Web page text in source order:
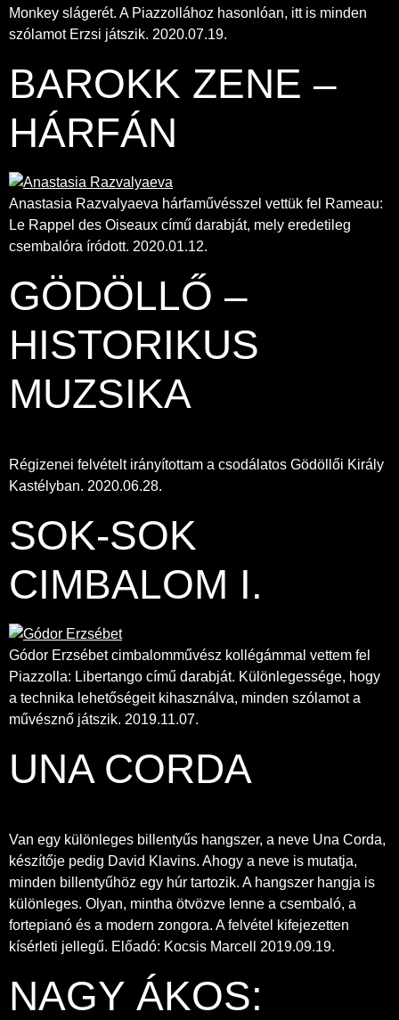
Monkey slágerét. A Piazzollához hasonlóan, itt is minden
szólamot Erzsi játszik. 2020.07.19.
BAROKK ZENE –
HÁRFÁN
Anastasia Razvalyaeva hárfaművésszel vettük fel Rameau:
Le Rappel des Oiseaux című darabját, mely eredetileg
csembalóra íródott. 2020.01.12.
GÖDÖLLŐ –
HISTORIKUS
MUZSIKA
Régizenei felvételt irányítottam a csodálatos Gödöllői Király
Kastélyban. 2020.06.28.
SOK-SOK
CIMBALOM I.
Gódor Erzsébet cimbalomművész kollégámmal vettem fel
Piazzolla: Libertango című darabját. Különlegessége, hogy
a technika lehetőségeit kihasználva, minden szólamot a
művésznő játszik. 2019.11.07.
UNA CORDA
Van egy különleges billentyűs hangszer, a neve Una Corda,
készítője pedig David Klavins. Ahogy a neve is mutatja,
minden billentyűhöz egy húr tartozik. A hangszer hangja is
különleges. Olyan, mintha ötvözve lenne a csembaló, a
fortepianó és a modern zongora. A felvétel kifejezetten
kísérleti jellegű. Előadó: Kocsis Marcell 2019.09.19.
NAGY ÁKOS: